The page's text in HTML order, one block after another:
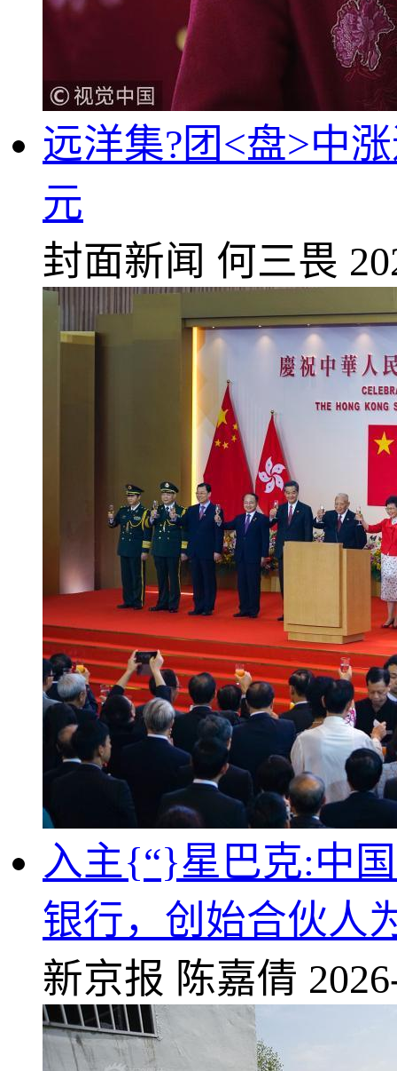
远洋集?团<盘>中
元
封面新闻 何三畏
入主{“}星巴克:中
银行，创始合伙人
新京报 陈嘉倩